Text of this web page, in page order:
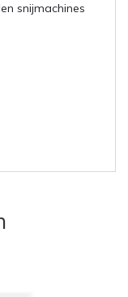
snijmachines